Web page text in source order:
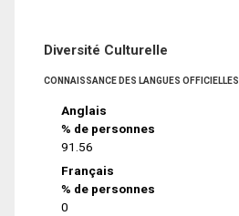
Diversité Culturelle
CONNAISSANCE DES LANGUES OFFICIELLES
Anglais
% de personnes
91.56
Français
% de personnes
0